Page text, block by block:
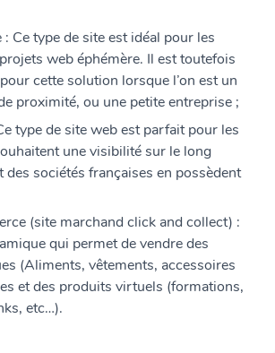
: Ce type de site est idéal pour les
web éphémère. Il est toutefois
cette solution lorsque l’on est un
proximité, ou une petite entreprise ;
type de site web est parfait pour les
une visibilité sur le long
sociétés françaises en possèdent
(site marchand click and collect) :
qui permet de vendre des
(Aliments, vêtements, accessoires
et des produits virtuels (formations,
etc…).